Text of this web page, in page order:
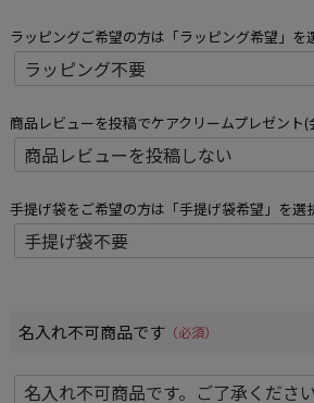
ラッピングご希望の方は「ラッピング希望」を
商品レビューを投稿でケアクリームプレゼント(
手提げ袋をご希望の方は「手提げ袋希望」を選
名入れ不可商品です